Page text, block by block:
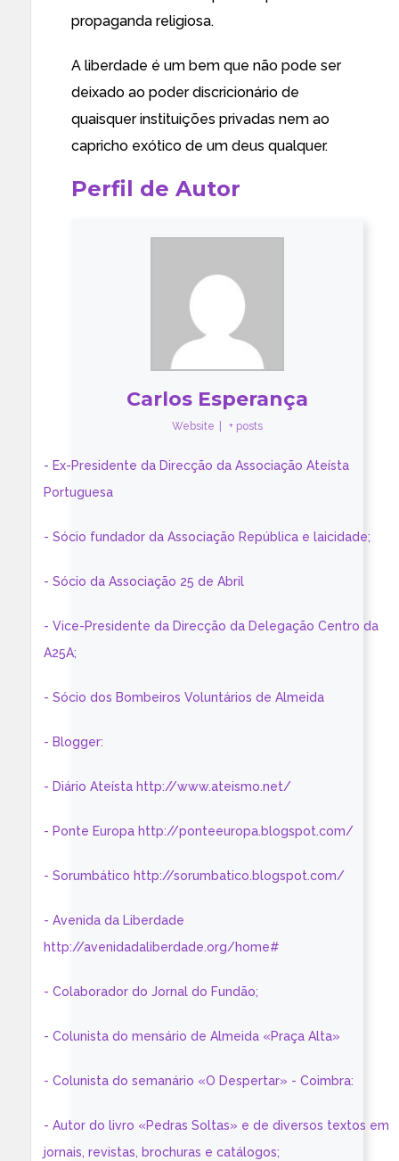
propaganda religiosa.
A liberdade é um bem que não pode ser
deixado ao poder discricionário de
quaisquer instituições privadas nem ao
capricho exótico de um deus qualquer.
Perfil de Autor
Carlos Esperança
Website + posts
- Ex-Presidente da Direcção da Associação Ateísta
Portuguesa
- Sócio fundador da Associação República e laicidade;
- Sócio da Associação 25 de Abril
- Vice-Presidente da Direcção da Delegação Centro da
A25A;
- Sócio dos Bombeiros Voluntários de Almeida
- Blogger:
- Diário Ateísta http://www.ateismo.net/
- Ponte Europa http://ponteeuropa.blogspot.com/
- Sorumbático http://sorumbatico.blogspot.com/
- Avenida da Liberdade
http://avenidadaliberdade.org/home#
- Colaborador do Jornal do Fundão;
- Colunista do mensário de Almeida «Praça Alta»
- Colunista do semanário «O Despertar» - Coimbra:
- Autor do livro «Pedras Soltas» e de diversos textos em
jornais, revistas, brochuras e catálogos;